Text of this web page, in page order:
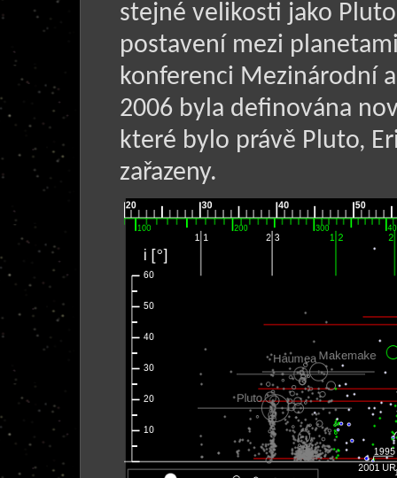
stejné velikosti jako
postavení mezi
konferenci Mezinárodní
2006 byla definována
které bylo právě Pluto,
zařazeny.